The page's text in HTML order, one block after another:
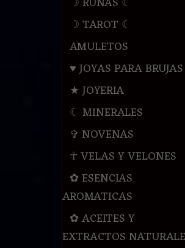
☽ TAROT ☾
AMULETOS
♥ JOYAS PARA
★ JOYERIA
☾ MINERALES
✞ NOVENAS
☥ VELAS Y VELONES
✿ ESENCIAS
AROMATICAS
✿ ACEITES Y
EXTRACTOS